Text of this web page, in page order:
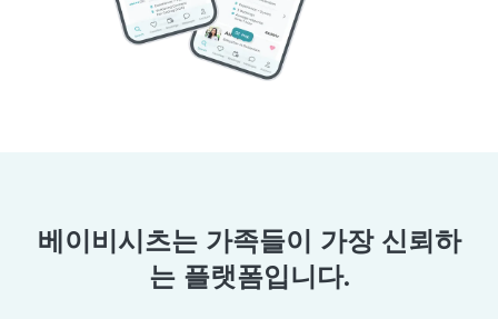
베이비시츠는 가족들이 가장 신뢰하
는 플랫폼입니다.